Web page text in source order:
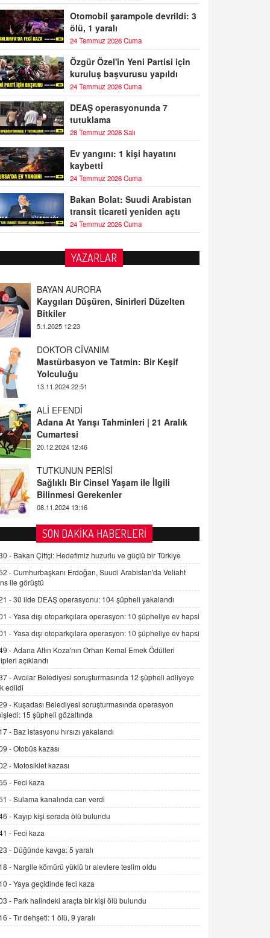
Otomobil şarampole devrildi: 3
ölü, 1 yaralı
24 Temmuz 2026 Cuma
Özgür Özel'in Yeni Partisi için
kuruluş başvurusu yapıldı
24 Temmuz 2026 Cuma
DEAŞ operasyonunda 7
tutuklama
28 Temmuz 2026 Salı
Ev yangını: 1 kişi hayatını
kaybetti
24 Temmuz 2026 Cuma
Bakan Bolat: Suudi Arabistan
transit ticareti yeniden açtı
24 Temmuz 2026 Cuma
YAZARLAR
BAYAN AURORA
Kaygıları Düşüren, Sinirleri Düzelten
Bitkiler
5.1.2025 12:23
DOKTOR CİVANIM
Mastürbasyon ve Tatmin: Bir Keşif
Yolculuğu
13.11.2024 22:51
ALİ EFENDİ
Adana At Yarışı Tahminleri | 21 Aralık
Cumartesi
20.12.2024 12:46
TUTKUNUN PERİSİ
Sağlıklı Bir Cinsel Yaşam ile İlgili
Bilinmesi Gerekenler
08.11.2024 13:16
FARUK ÖNALAN
Tezkere Onaylanmasaydı…
2 Kasım 2021 Salı 00:11
AV. DOĞAN CAN DOĞAN
Kişisel verilerin korunması ve dijital
hukukun gelişimi
15.09.2025 16:17
SEHER EREK
Kış Ayları Geldi, Hangi Önlemler
Alınmalı?
İNCİ GÜL AKÖL
Trump Keşke Adana'yı da Ziyaret Etse...
06.07.2026 13:00
ADEM AKÖL
Esed Destekçilerinin Yüzüne Vurulan
Şamar: Sednaya
11.12.2024 12:30
DR. EKREM ASLAN
Gerçek Ne, Algı Ne? "Beraber
Yürüyoruz" Cümlesinin Peşinden
19.07.2025 12:45
GÖNÜL MENEKŞE
Şifacının Yolu
04.11.2025 12:56
SON DAKİKA HABERLERİ
- Bakan Çiftçi: Hedefimiz huzurlu ve güçlü bir Türkiye
-Cumhurbaşkanı Erdoğan, Suudi Arabistan'da Veliaht
ile görüştü
-30 ilde DEAŞ operasyonu: 104 şüpheli yakalandı
-Yasa dışı otoparkçılara operasyon: 10 şüpheliye ev hapsi
-Yasa dışı otoparkçılara operasyon: 10 şüpheliye ev hapsi
-Adana Altın Koza'nın Orhan Kemal Emek Ödülleri
açıklandı
-Avcılar Belediyesi soruşturmasında 12 şüpheli adliyeye
edildi
- Kuşadası Belediyesi soruşturmasında operasyon
15 şüpheli gözaltında
- Baz istasyonu hırsızı yakalandı
-Otobüs kazası
- Motosiklet kazası
- Feci kaza
-Sulama kanalında can verdi
- Kayıp kişi serada ölü bulundu
- Feci kaza
- Düğünde kavga: 5 yaralı
- Nargile kömürü yüklü tır alevlere teslim oldu
-Yaya geçidinde feci kaza
- Park halindeki araçta bir kişi ölü bulundu
-Tır dehşeti: 1 ölü, 9 yaralı